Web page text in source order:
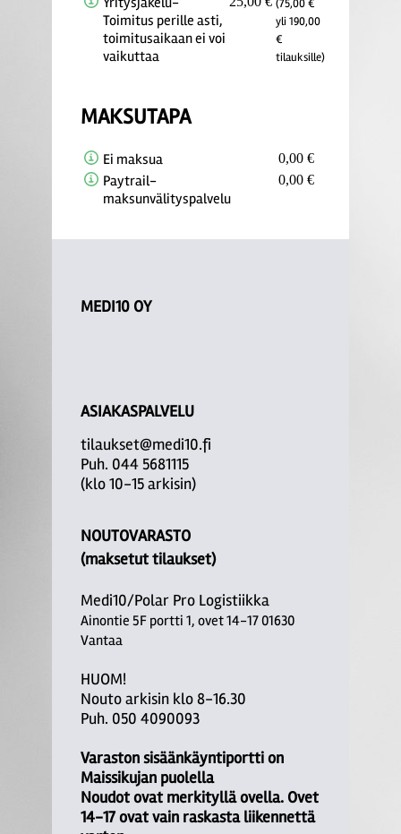
Toimitus perille asti,
toimitusaikaan ei voi
vaikuttaa
(75,00 €
yli 190,00
€
tilauksille)
MAKSUTAPA
Ei maksua 0,00 €
Paytrail-
maksunvälityspalvelu
0,00 €
MEDI10 OY
ASIAKASPALVELU
tilaukset@medi10.fi
Puh. 044 5681115
(klo 10-15 arkisin)
NOUTOVARASTO
(maksetut tilaukset)
Medi10/Polar Pro Logistiikka
Ainontie 5F portti 1, ovet 14-17 01630
Vantaa
HUOM!
Nouto arkisin klo 8-16.30
Puh. 050 4090093
Varaston sisäänkäyntiportti on
Maissikujan puolella
Noudot ovat merkityllä ovella. Ovet
14-17 ovat vain raskasta liikennettä